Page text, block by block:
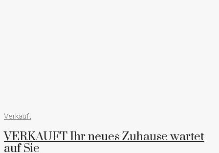
Verkauft
VERKAUFT Ihr neues Zuhause wartet
auf Sie